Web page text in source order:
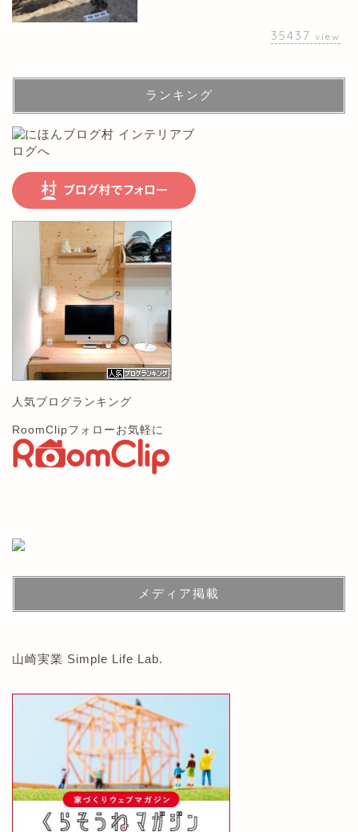
35437 view
ランキング
人気ブログランキング
RoomClipフォローお気軽に
メディア掲載
山崎実業 Simple Life Lab.